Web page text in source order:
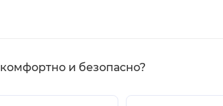
комфортно и безопасно?